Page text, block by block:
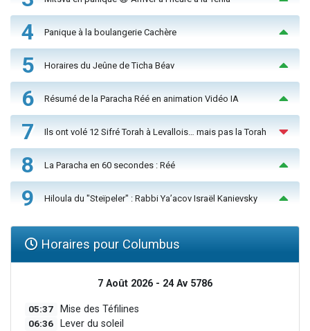
4 Panique à la boulangerie Cachère
5 Horaires du Jeûne de Ticha Béav
6 Résumé de la Paracha Réé en animation Vidéo IA
7 Ils ont volé 12 Sifré Torah à Levallois… mais pas la Torah
8 La Paracha en 60 secondes : Réé
9 Hiloula du "Steïpeler" : Rabbi Ya’acov Israël Kanievsky
Horaires pour Columbus
7 Août 2026 - 24 Av 5786
05:37 Mise des Téfilines
06:36 Lever du soleil